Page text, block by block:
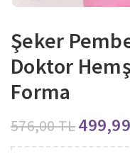
Şeker
Doktor
Forma
576,00TL499,99